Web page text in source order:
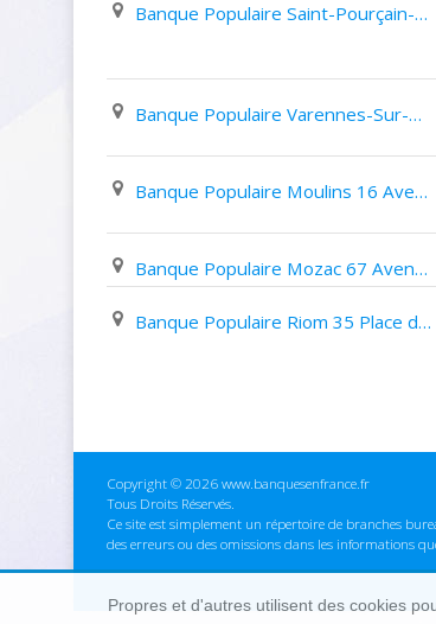
Banque Populaire Saint-Pourçain-Sur-Sioule 61 Boulevard Ledru Rollin
Banque Populaire Varennes-Sur-Allier 25 Rue de L'hôtel de Ville
Banque Populaire Moulins 16 Avenue Théodore de Banville
Banque Populaire Mozac 67 Avenue Jean Jaurès
Banque Populaire Riom 35 Place de La Fédération
Copyright © 2026 www.banquesenfrance.fr
Tous Droits Réservés.
Ce site est simplement un répertoire de branches
des erreurs ou des omissions dans les informations
Propres et d'autres utilisent des cookies